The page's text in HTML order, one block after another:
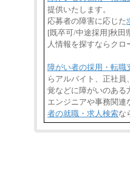
提供いたします。
応募者の障害に応じた
[既卒可/中途採用]秋田
人情報を探すならクロ
障がい者の採用・転職
らアルバイト、正社員
覚などに障がいのある
エンジニアや事務関連
者の就職・求人検索な